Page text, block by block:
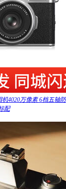
4020万像素 6档五轴
配